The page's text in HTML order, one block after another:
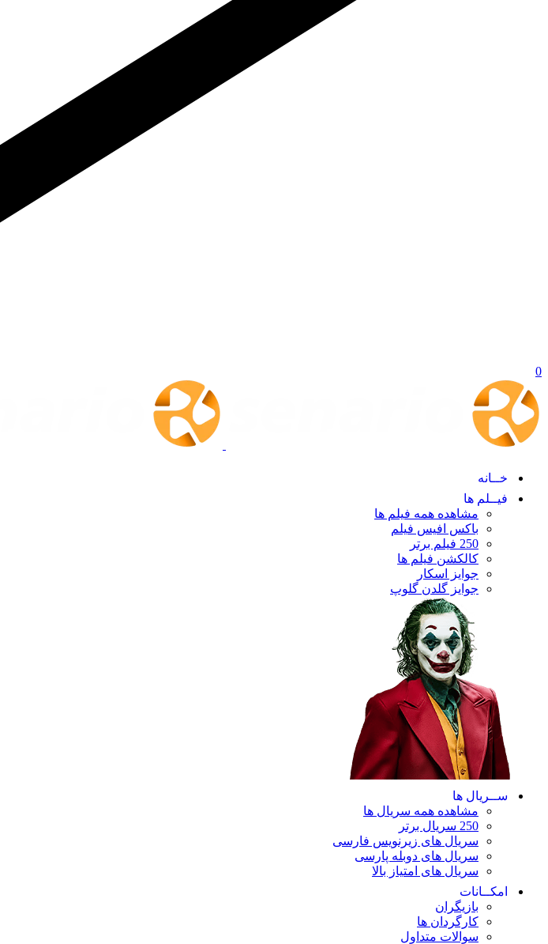
0
خــانه
فیــلم ها
مشاهده همه فیلم ها
باکس افیس فیلم
250 فیلم برتر
کالکشن فیلم ها
جوایز اسکار
جوایز گلدن گلوپ
ســریال ها
مشاهده همه سریال ها
250 سریال برتر
سریال های زیرنویس فارسی
سریال های دوبله پارسی
سریال های امتیاز بالا
امکــانات
بازیگران
کارگردان ها
سوالات متداول